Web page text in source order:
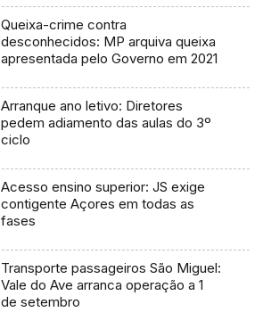
Queixa-crime contra
desconhecidos: MP arquiva queixa
apresentada pelo Governo em 2021
Arranque ano letivo: Diretores
pedem adiamento das aulas do 3º
ciclo
Acesso ensino superior: JS exige
contigente Açores em todas as
fases
Transporte passageiros São Miguel:
Vale do Ave arranca operação a 1
de setembro